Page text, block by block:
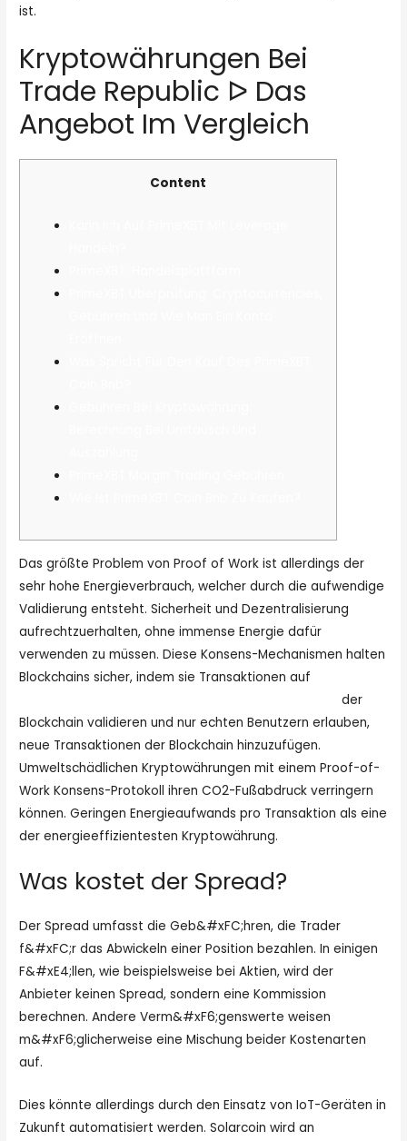
ist.
Kryptowährungen Bei
Trade Republic ᐅ Das
Angebot Im Vergleich
Content
Das größte Problem von Proof of Work ist allerdings der
sehr hohe Energieverbrauch, welcher durch die aufwendige
Validierung entsteht. Sicherheit und Dezentralisierung
aufrechtzuerhalten, ohne immense Energie dafür
verwenden zu müssen. Diese Konsens-Mechanismen halten
Blockchains sicher, indem sie Transaktionen auf
der
Blockchain validieren und nur echten Benutzern erlauben,
neue Transaktionen der Blockchain hinzuzufügen.
Umweltschädlichen Kryptowährungen mit einem Proof-of-
Work Konsens-Protokoll ihren CO2-Fußabdruck verringern
können. Geringen Energieaufwands pro Transaktion als eine
der energieeffizientesten Kryptowährung.
Was kostet der Spread?
Der Spread umfasst die Geb&#xFC;hren, die Trader
f&#xFC;r das Abwickeln einer Position bezahlen. In einigen
F&#xE4;llen, wie beispielsweise bei Aktien, wird der
Anbieter keinen Spread, sondern eine Kommission
berechnen. Andere Verm&#xF6;genswerte weisen
m&#xF6;glicherweise eine Mischung beider Kostenarten
auf.
Dies könnte allerdings durch den Einsatz von IoT-Geräten in
Zukunft automatisiert werden. Solarcoin wird an